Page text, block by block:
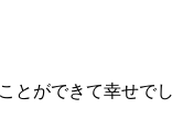
とができて幸せでし